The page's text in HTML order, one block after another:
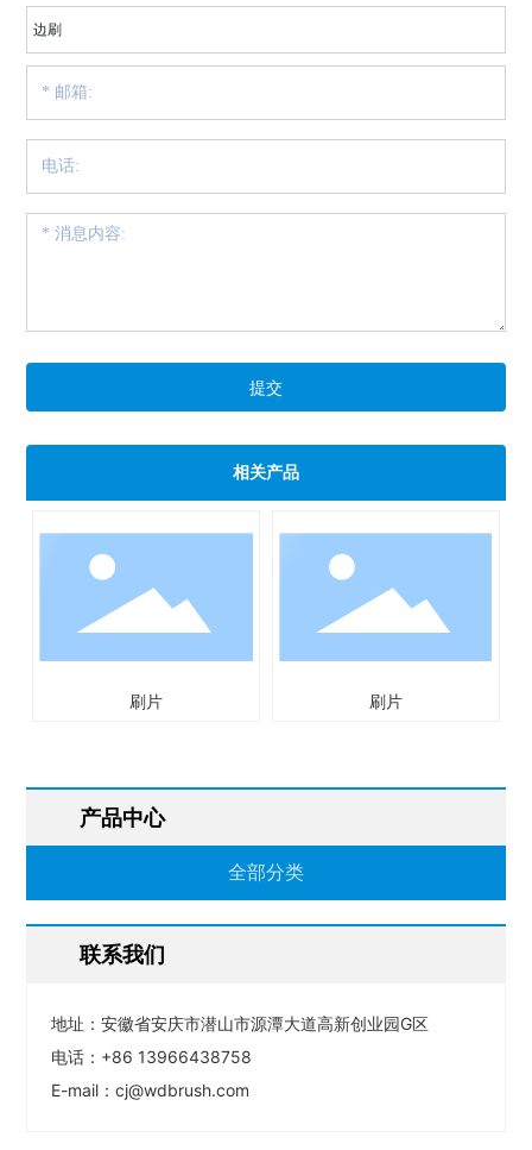
边刷
提交
相关产品
产品中心
全部分类
联系我们
地址：安徽省安庆市潜山市源潭大道高新创业园G区
电话： +86 13966438758
E-mail：cj@wdbrush.com